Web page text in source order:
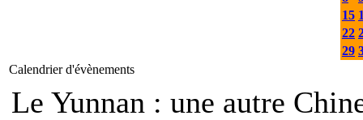
15
22
29
Calendrier d'évènements
Le Yunnan : une autre